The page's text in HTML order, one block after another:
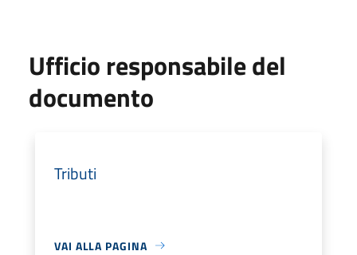
Ufficio responsabile del
documento
Tributi
VAI ALLA PAGINA